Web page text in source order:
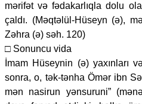
mərifət və fədakarlıqla dolu
çaldı. (Məqtəlül-Hüseyn (ə),
Zəhra (ə) səh. 120)
□ Sonuncu vida
İmam Hüseynin (ə) yaxınları
sonra, o, tək-tənha Ömər ibn
mən nasirun yənsuruni”